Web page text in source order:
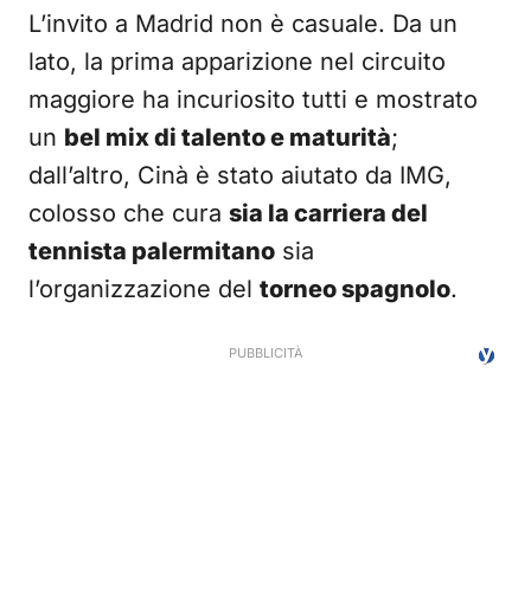
L’invito a Madrid non è casuale. Da un
lato, la prima apparizione nel circuito
maggiore ha incuriosito tutti e mostrato
un bel mix di talento e maturità;
dall’altro, Cinà è stato aiutato da IMG,
colosso che cura sia la carriera del
tennista palermitano sia
l’organizzazione del torneo spagnolo.